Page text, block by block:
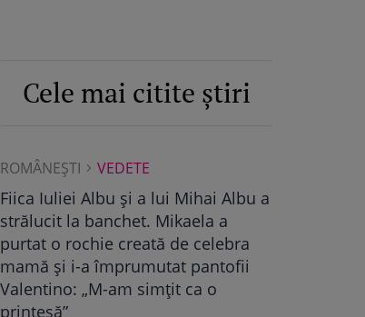
Cele mai citite știri
ROMÂNEŞTI VEDETE
Maya Castellano, show cu trupa de
dans. Cum și-a surprins Antonia
fiica: „Atât de mândră”